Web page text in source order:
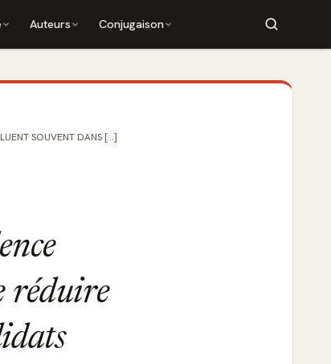
Auteurs Conjugaison
SOUVENT DANS [...]
réduire